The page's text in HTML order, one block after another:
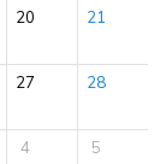
20 21
27 28
4 5